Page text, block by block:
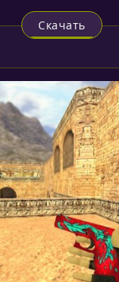
Скачать